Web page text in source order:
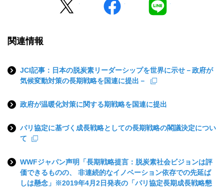
関連情報
JCI記事：日本の脱炭素リーダーシップを世界に示せ－政府が
気候変動対策の長期戦略を国連に提出－
政府が温暖化対策に関する期戦略を国連に提出
パリ協定に基づく成長戦略としての長期戦略の閣議決定につい
て
WWFジャパン声明「長期戦略提言：脱炭素社会ビジョンは評
価できるものの、 非連続的なイノベーション依存での先延ば
しは懸念」※2019年4月2日発表の「パリ協定長期成長戦略懇